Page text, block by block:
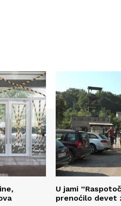
U jami
prenoćilo devet